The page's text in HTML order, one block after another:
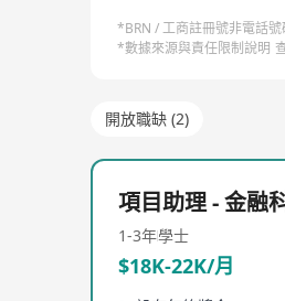
*BRN / 工商註冊號非電話
*數據來源與責任限制說明
開放職缺 (2)
項目助理 - 金融
1-3年學士
$18K-22K/月